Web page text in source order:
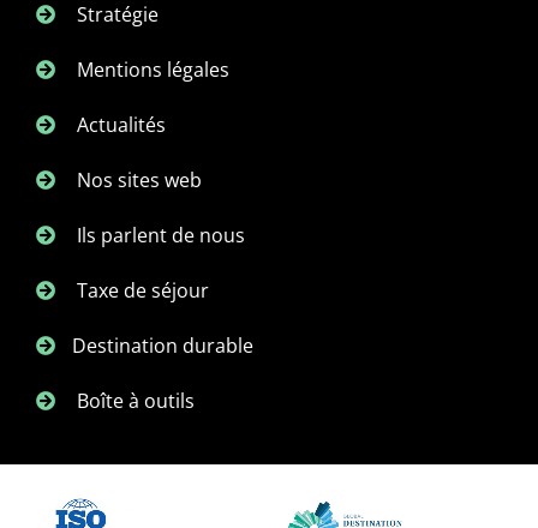
Stratégie
Mentions légales
Actualités
Nos sites web
Ils parlent de nous
Taxe de séjour
Destination durable
Boîte à outils